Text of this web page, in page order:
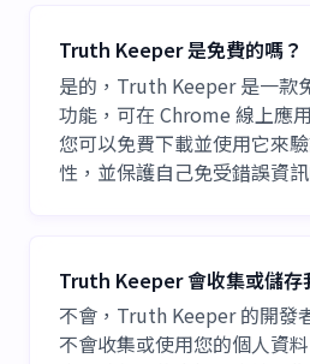
Truth Keeper 是免費的嗎？
是的，Truth Keeper 是一款
功能，可在 Chrome 線上應
您可以免費下載並使用它來
性，並保護自己免受錯誤資
Truth Keeper 會收集或儲存
不會，Truth Keeper 的開發
不會收集或使用您的個人資